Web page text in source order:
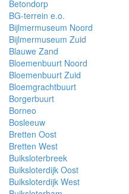
Betondorp
BG-terrein e.o.
Bijlmermuseum Noord
Bijlmermuseum Zuid
Blauwe Zand
Bloemenbuurt Noord
Bloemenbuurt Zuid
Bloemgrachtbuurt
Borgerbuurt
Borneo
Bosleeuw
Bretten Oost
Bretten West
Buiksloterbreek
Buiksloterdijk Oost
Buiksloterdijk West